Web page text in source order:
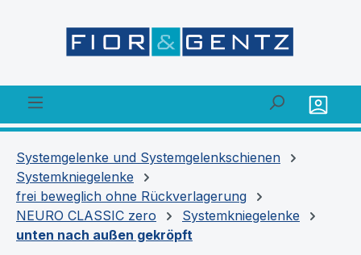
Systemgelenke und Systemgelenkschienen
Systemkniegelenke
frei beweglich ohne Rückverlagerung
NEURO CLASSIC zero
Systemkniegelenke
unten nach außen gekröpft